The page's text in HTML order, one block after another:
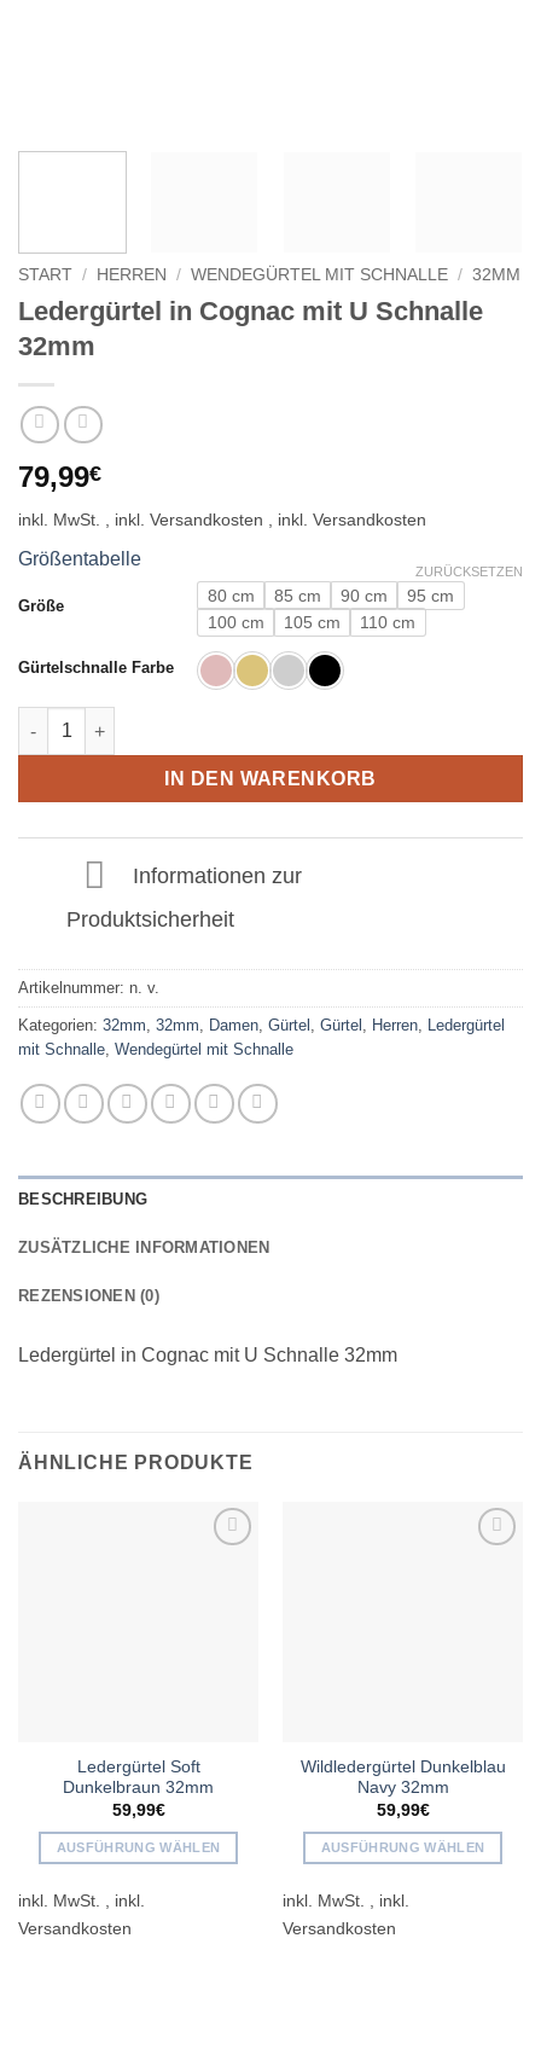
START / HERREN / WENDEGÜRTEL MIT SCHNALLE / 32MM
Ledergürtel in Cognac mit U Schnalle
32mm
79,99€
inkl. MwSt.
Größentabelle
Größe
80 cm 85 cm 90 cm
95 cm
100 cm
105 cm 110 cm
Gürtelschnalle Farbe
ZURÜCKSETZEN
Ledergürtel in Cognac mit U Schnalle 32mm Menge
IN DEN WARENKORB
Informationen zur
Produktsicherheit
Artikelnummer: n. v.
Kategorien: 32mm, 32mm, Damen, Gürtel , Gürtel , Herren, Ledergürtel
mit Schnalle, Wendegürtel mit Schnalle
BESCHREIBUNG
ZUSÄTZLICHE INFORMATIONEN
REZENSIONEN (0)
Ledergürtel in Cognac mit U Schnalle 32mm
ÄHNLICHE PRODUKTE
Ledergürtel Soft
Dunkelbraun 32mm
59,99€
AUSFÜHRUNG WÄHLEN
inkl. MwSt.
Wildledergürtel Dunkelblau
Navy 32mm
59,99€
AUSFÜHRUNG WÄHLEN
inkl. MwSt.